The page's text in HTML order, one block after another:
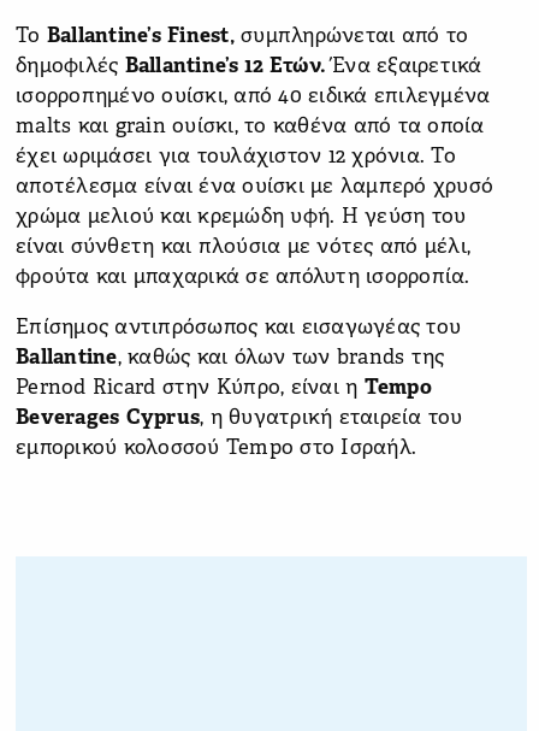
Το Ballantine’s Finest,συμπληρώνεται από το
δημοφιλές Ballantine’s 12 Ετών.Ένα εξαιρετικά
ισορροπημένο ουίσκι, από 40 ειδικά επιλεγμένα
malts και grain ουίσκι, το καθένα από τα οποία
έχει ωριμάσει για τουλάχιστον 12 χρόνια. Το
αποτέλεσμα είναι ένα ουίσκι με λαμπερό χρυσό
χρώμα μελιού και κρεμώδη υφή. Η γεύση του
είναι σύνθετη και πλούσια με νότες από μέλι,
φρούτα και μπαχαρικά σε απόλυτη ισορροπία.
Επίσημος αντιπρόσωπος και εισαγωγέας του
Ballantine, καθώς και όλων των brands της
Pernod Ricard στην Κύπρο, είναι η Tempo
Beverages Cyprus, η θυγατρική εταιρεία του
εμπορικού κολοσσού Tempo στο Ισραήλ.